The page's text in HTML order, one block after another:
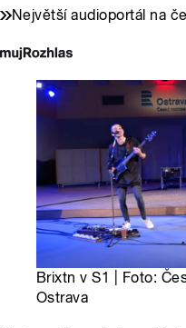
Největší audioportál na
Brixtn v S1 | Foto:
Ostrava